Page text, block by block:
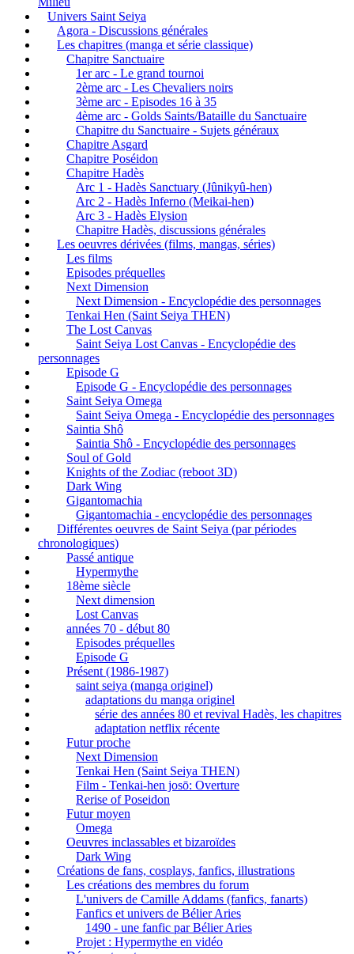
Univers Saint Seiya
Agora - Discussions générales
Les chapitres (manga et série classique)
Chapitre Sanctuaire
1er arc - Le grand tournoi
2ème arc - Les Chevaliers noirs
3ème arc - Episodes 16 à 35
4ème arc - Golds Saints/Bataille du Sanctuaire
Chapitre du Sanctuaire - Sujets généraux
Chapitre Asgard
Chapitre Poséidon
Chapitre Hadès
Arc 1 - Hadès Sanctuary (Jûnikyû-hen)
Arc 2 - Hadès Inferno (Meikai-hen)
Arc 3 - Hadès Elysion
Chapitre Hadès, discussions générales
Les oeuvres dérivées (films, mangas, séries)
Les films
Episodes préquelles
Next Dimension
Next Dimension - Encyclopédie des personnages
Tenkai Hen (Saint Seiya THEN)
The Lost Canvas
Saint Seiya Lost Canvas - Encyclopédie des
personnages
Episode G
Episode G - Encyclopédie des personnages
Saint Seiya Omega
Saint Seiya Omega - Encyclopédie des personnages
Saintia Shô
Saintia Shô - Encyclopédie des personnages
Soul of Gold
Knights of the Zodiac (reboot 3D)
Dark Wing
Gigantomachia
Gigantomachia - encyclopédie des personnages
Différentes oeuvres de Saint Seiya (par périodes
chronologiques)
Passé antique
Hypermythe
18ème siècle
Next dimension
Lost Canvas
années 70 - début 80
Episodes préquelles
Episode G
Présent (1986-1987)
saint seiya (manga originel)
adaptations du manga originel
série des années 80 et revival Hadès, les chapitres
adaptation netflix récente
Futur proche
Next Dimension
Tenkai Hen (Saint Seiya THEN)
Film - Tenkai-hen josō: Overture
Rerise of Poseidon
Futur moyen
Omega
Oeuvres inclassables et bizaroïdes
Dark Wing
Créations de fans, cosplays, fanfics, illustrations
Les créations des membres du forum
L'univers de Camille Addams (fanfics, fanarts)
Fanfics et univers de Bélier Aries
1490 - une fanfic par Bélier Aries
Projet : Hypermythe en vidéo